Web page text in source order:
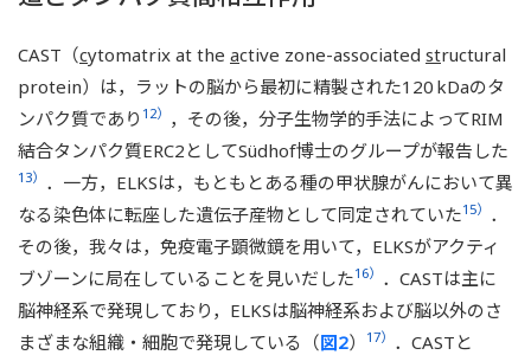
CAST（cytomatrix at the active zone-associated structural
protein）は，ラットの脳から最初に精製された120 kDaのタ
ンパク質であり 12） ，その後，分子生物学的手法によってRIM
結合タンパク質ERC2としてSüdhof博士のグループが報告した
13） ．一方，ELKSは，もともとある種の甲状腺がんにおいて異
なる染色体に転座した遺伝子産物として同定されていた15） ．
その後，我々は，免疫電子顕微鏡を用いて，ELKSがアクティ
ブゾーンに局在していることを見いだした16） ．CASTは主に
脳神経系で発現しており，ELKSは脳神経系および脳以外のさ
まざまな組織・細胞で発現している（図2） 17） ．CASTと